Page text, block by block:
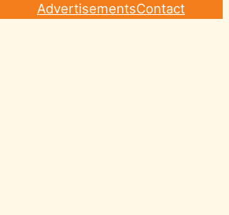
AdvertisementsContact